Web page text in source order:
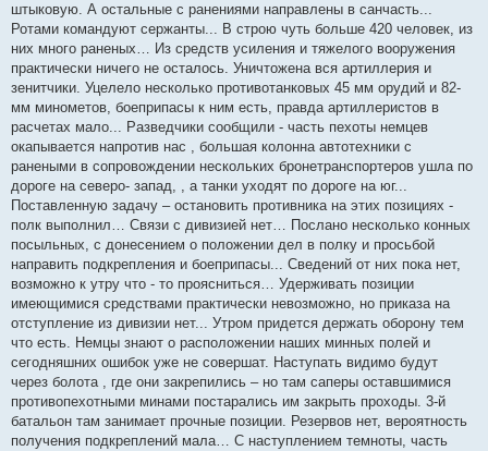
штыковую. А остальные с ранениями направлены в санчасть...
Ротами командуют сержанты... В строю чуть больше 420 человек, из
них много раненых… Из средств усиления и тяжелого вооружения
практически ничего не осталось. Уничтожена вся артиллерия и
зенитчики. Уцелело несколько противотанковых 45 мм орудий и 82-
мм минометов, боеприпасы к ним есть, правда артиллеристов в
расчетах мало... Разведчики сообщили - часть пехоты немцев
окапывается напротив нас , большая колонна автотехники с
ранеными в сопровождении нескольких бронетранспортеров ушла по
дороге на северо- запад, , а танки уходят по дороге на юг...
Поставленную задачу – остановить противника на этих позициях -
полк выполнил… Связи с дивизией нет… Послано несколько конных
посыльных, с донесением о положении дел в полку и просьбой
направить подкрепления и боеприпасы... Сведений от них пока нет,
возможно к утру что - то проясниться… Удерживать позиции
имеющимися средствами практически невозможно, но приказа на
отступление из дивизии нет... Утром придется держать оборону тем
что есть. Немцы знают о расположении наших минных полей и
сегодняшних ошибок уже не совершат. Наступать видимо будут
через болота , где они закрепились – но там саперы оставшимися
противопехотными минами постарались им закрыть проходы. 3-й
батальон там занимает прочные позиции. Резервов нет, вероятность
получения подкреплений мала… С наступлением темноты, часть